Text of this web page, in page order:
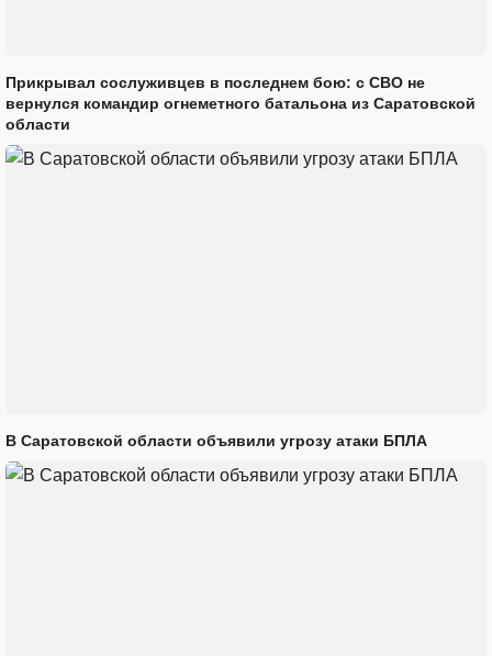
Прикрывал сослуживцев в последнем бою: с СВО не
вернулся командир огнеметного батальона из Саратовской
области
В Саратовской области объявили угрозу атаки БПЛА